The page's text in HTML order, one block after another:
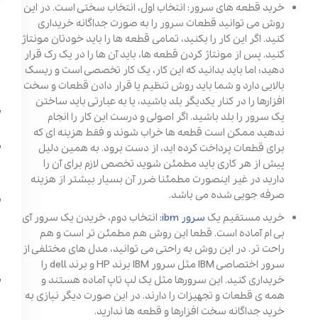
خرید قطعه های سرور: انتخاب اول، انتخاب سختی است. در این
روش می توانید قطعات سرور را به صورت جداگانه خریداری
کنید. اگر این کار را بکنید، تمامی قطعه ها را باید خودتان مونتاژ
کنید. پس از مونتاژ کردن قطعه ها، باید آن ها را در یک رک قرار
دهید؛ اما باید بدانید که این کار، یک کار تخصصی است و ریسک
بالایی دارد و شما باید روش تنظیم یا قرار دادن قطعات و سخت
افزارها را در کنار یکدیگر بلد باشید، یا به عبارتی باید ساختن
یک سرور را بلد باشید. اگر اصولی و درست این کار را انجام
ندهید ممکن است قطعه ها خراب شوند و فقط هزینه ای که
برای قطعات پرداخت کرده اید، از دست برود. به همین دلیل
پیش از هر کاری باید مطمئن شوید تخصص لازم برای آن را
دارید در غیر اینصورت مطمئنا ضرر آن بسیار بیشتر از هزینه
صرفه جویی شده می باشد.
خرید مستقیم یک سرور ibm:
انتخاب دوم، خریدن یک سرور آی
بی ام آماده است. قطعا این روش هم مطمئن تر است و هم
راحت تر. در این روش به راحتی می توانید، مدل های مختلفی از
سرور اختصاصی IBM مثل سرور IBM برند HP و برند dell را
خریداری کنید. این سرورها مثل یک لپ تاپ آماده هستند و
همه ی قطعات و تجهیزات را دارند. در این صورت دیگر نیازی به
خرید جداگانه سخت افزارها و قطعه ها ندارید.